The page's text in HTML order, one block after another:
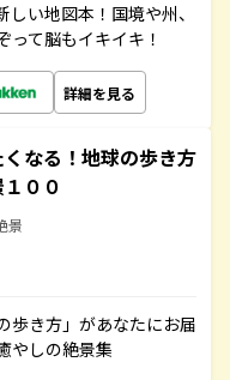
い地図本！国境や州、
て脳もイキイキ！
詳細を見る
なる！地球の歩き方
００
景
歩き方」があなたにお届
やしの絶景集